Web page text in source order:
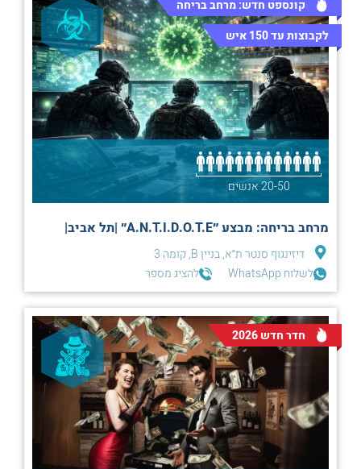
קונספט חדש: מרחב בריחה
לקבוצות עד 150 איש
20-50 אנשים
מרחב בריחה: מבצע ״A.N.T.I.D.O.T.E״ |תל אביב|
דיזינגוף סנטר ת״א, בניין B, קומה 3
לשלוח WhatsApp
להציג מספר
חדר חדש 2026